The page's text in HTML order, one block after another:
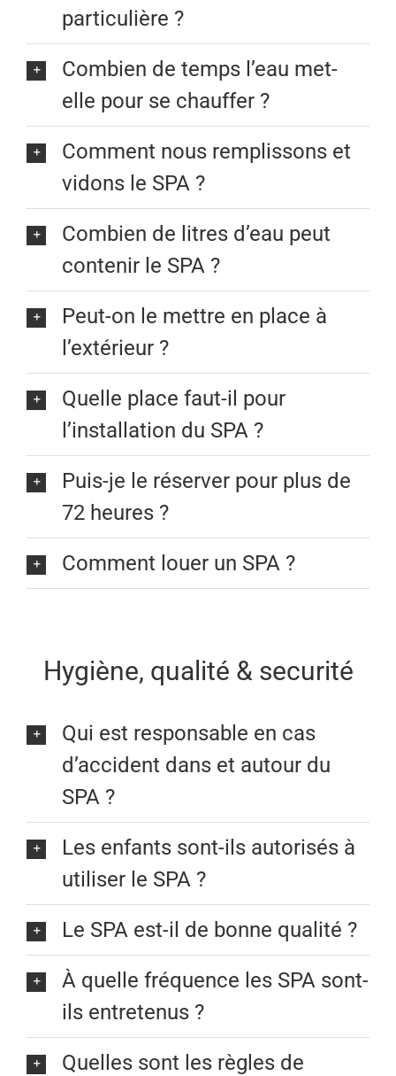
particulière ?
Combien de temps l’eau met-
elle pour se chauffer ?
Comment nous remplissons et
vidons le SPA ?
Combien de litres d’eau peut
contenir le SPA ?
Peut-on le mettre en place à
l’extérieur ?
Quelle place faut-il pour
l’installation du SPA ?
Puis-je le réserver pour plus de
72 heures ?
Comment louer un SPA ?
Hygiène, qualité & securité
Qui est responsable en cas
d’accident dans et autour du
SPA ?
Les enfants sont-ils autorisés à
utiliser le SPA ?
Le SPA est-il de bonne qualité ?
À quelle fréquence les SPA sont-
ils entretenus ?
Quelles sont les règles de